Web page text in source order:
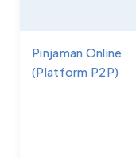
Pinjaman Online
(Platform P2P)